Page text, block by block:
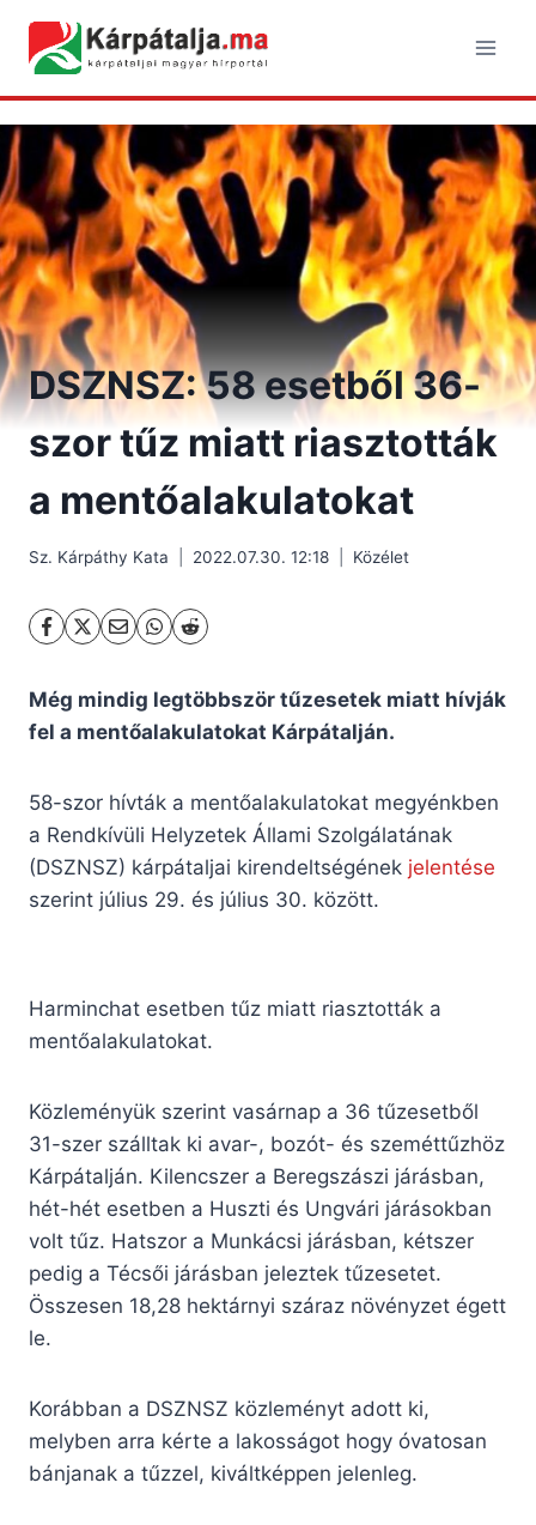
content
DSZNSZ: 58 esetből 36-
szor tűz miatt riasztották
a mentőalakulatokat
Sz. Kárpáthy Kata 2022.07.30. 12:18 Közélet
Még mindig legtöbbször tűzesetek miatt hívják
fel a mentőalakulatokat Kárpátalján.
58-szor hívták a mentőalakulatokat megyénkben
a Rendkívüli Helyzetek Állami Szolgálatának
(DSZNSZ) kárpátaljai kirendeltségének jelentése
szerint július 29. és július 30. között.
Harminchat esetben tűz miatt riasztották a
mentőalakulatokat.
Közleményük szerint vasárnap a 36 tűzesetből
31-szer szálltak ki avar-, bozót- és szeméttűzhöz
Kárpátalján. Kilencszer a Beregszászi járásban,
hét-hét esetben a Huszti és Ungvári járásokban
volt tűz. Hatszor a Munkácsi járásban, kétszer
pedig a Técsői járásban jeleztek tűzesetet.
Összesen 18,28 hektárnyi száraz növényzet égett
le.
Korábban a DSZNSZ közleményt adott ki,
melyben arra kérte a lakosságot hogy óvatosan
bánjanak a tűzzel, kiváltképpen jelenleg.